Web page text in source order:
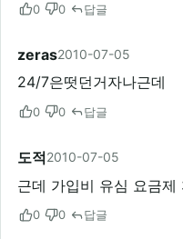
0 0 답글
zeras2010-07-05
24/7은떳던거자나근데
0 0 답글
도적2010-07-05
근데 가입비 유심 요금
0 0 답글